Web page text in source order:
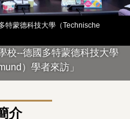
特蒙德科技大學（Technische
校--德國多特蒙德科技大學
）學者來訪」
介